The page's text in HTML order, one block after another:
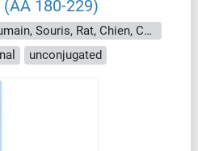
180-229)
Reactivité: Humain, Souris, Rat, Chien, Cobaye, Singe
unconjugated